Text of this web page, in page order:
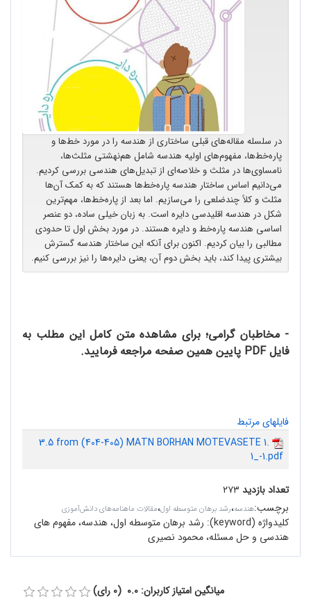
در سلسله مقاله‌های قبلی ساختاری از هندسه را در مورد خط‌ها و
پاره‌خط‌ها، مفهوم‌های اولیه‌ هندسه شامل هم‌نهشتی مثلث‌ها،
نامساوی‌ها در مثلث و خلاصه‌ای از تبدیل‌های هندسی بررسی کردیم.
می‌دانیم اساس ساختار هندسه پاره‌خط‌ها هستند که به کمک آن‌ها
مثلث‌ و کلاً چندضلعی را می‌سازیم. اما بعد از پاره‌خط‌ها، مهم‌ترین
شکل در هندسه‌ اقلیدسی دایره است. به زبان خیلی ساده، دو عنصر
اساسی هندسه پاره‌خط و دایره هستند. در مورد بخش اول تا حدودی
مطالبی را بیان کردیم. اکنون برای آنکه این ساختار هندسه گسترش
بیشتری پیدا کند، باید بخش دوم آن، یعنی دایره‌ها را نیز بررسی کنیم.
- مخاطبان گرامی؛ برای مشاهده متن کامل این مطلب به
فایل PDF پایین همین صفحه مراجعه فرمایید.
فایلهای مرتبط
3.5 from (404-405) MATN BORHAN MOTEVASETE 1.
1_-1.pdf
تعداد بازدید ۲۷۳
برچسب:هندسه،رشد برهان متوسطه اول،مقالات ماهنامه‌های دانش‌آموزی
کلیدواژه (keyword):
رشد برهان متوسطه اول، هندسه، مفهوم های
هندسی و حل مسئله، محمود نصیری
میانگین امتیاز کاربران: 0.0 (0 رای)